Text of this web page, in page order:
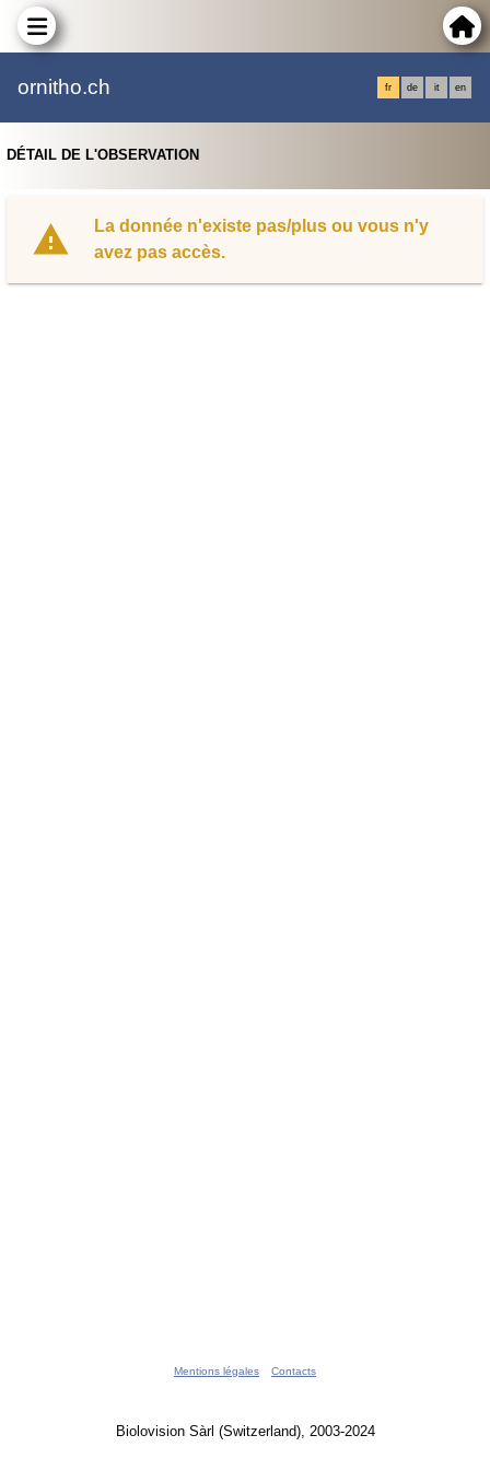
ornitho.ch fr de it en
DÉTAIL DE L'OBSERVATION
La donnée n'existe pas/plus ou vous n'y
avez pas accès.
Mentions légales Contacts
Biolovision Sàrl (Switzerland), 2003-2024